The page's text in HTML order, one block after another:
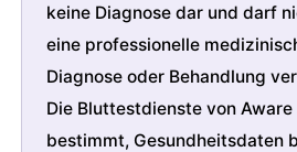
keine Diagnose dar und darf
eine professionelle
Diagnose oder Behandlung
Die Bluttestdienste von
bestimmt, Gesundheitsdaten